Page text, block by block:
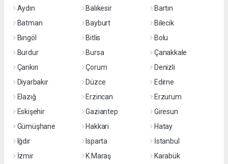
Aydın
Balıkesir
Bartın
Batman
Bayburt
Bilecik
Bingöl
Bitlis
Bolu
Burdur
Bursa
Çanakkale
Çankırı
Çorum
Denizli
Diyarbakır
Düzce
Edirne
Elazığ
Erzincan
Erzurum
Eskişehir
Gaziantep
Giresun
Gümüşhane
Hakkari
Hatay
Iğdır
Isparta
İstanbul
İzmir
K.Maraş
Karabük